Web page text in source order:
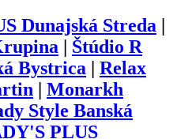
Dunajská Streda
Štúdio R
Bystrica
Relax
Monarkh
Style Banská
PLUS